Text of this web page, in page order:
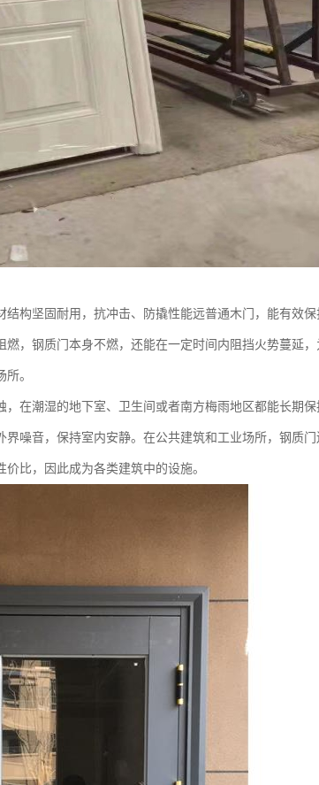
构坚固耐用，抗冲击、防撬性能远普通木门，能有效保
，钢质门本身不燃，还能在一定时间内阻挡火势蔓延
。
在潮湿的地下室、卫生间或者南方梅雨地区都能长期保
噪音，保持室内安静。在公共建筑和工业场所，钢质
比，因此成为各类建筑中的设施。